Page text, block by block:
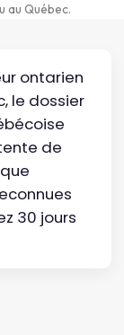
Québec.
ontarien
le dossier
de
30 jours